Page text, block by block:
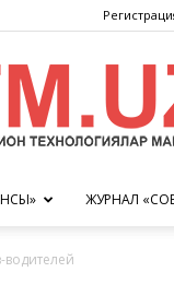
ЖУРНАЛ
водителей